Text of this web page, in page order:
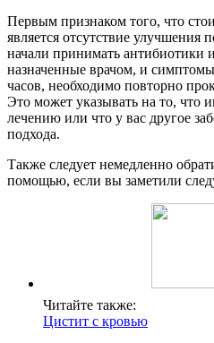
Первым признаком того, что
является отсутствие улучшения
начали принимать антибиотики
назначенные врачом, и
часов, необходимо повторно
Это может указывать на то, что
лечению или что у вас другое
подхода.
Также следует немедленно
помощью, если вы заметили
Читайте также:
Цистит с кровью